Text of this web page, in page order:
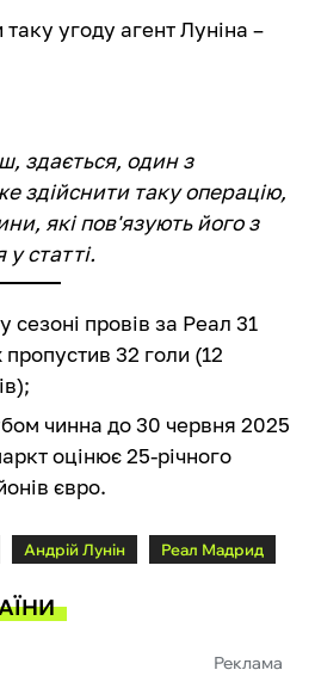
таку угоду агент Луніна –
здається, один з
здійснити таку операцію,
які пов'язують його з
у статті.
сезоні провів за Реал 31
32 голи (12
чинна до 30 червня 2025
оцінює 25-річного
євро.
Андрій Лунін Реал Мадрид
Реклама